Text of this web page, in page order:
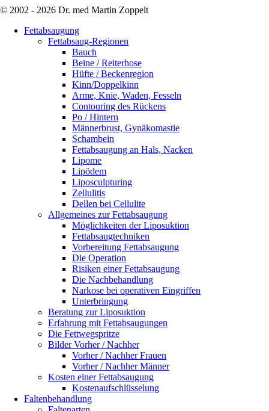
© 2002 - 2026 Dr. med Martin Zoppelt
Fettabsaugung
Fettabsaug-Regionen
Bauch
Beine / Reiterhose
Hüfte / Beckenregion
Kinn/Doppelkinn
Arme, Knie, Waden, Fesseln
Contouring des Rückens
Po / Hintern
Männerbrust, Gynäkomastie
Schambein
Fettabsaugung an Hals, Nacken
Lipome
Lipödem
Liposculpturing
Zellulitis
Dellen bei Cellulite
Allgemeines zur Fettabsaugung
Möglichkeiten der Liposuktion
Fettabsaugtechniken
Vorbereitung Fettabsaugung
Die Operation
Risiken einer Fettabsaugung
Die Nachbehandlung
Narkose bei operativen Eingriffen
Unterbringung
Beratung zur Liposuktion
Erfahrung mit Fettabsaugungen
Die Fettwegspritze
Bilder Vorher / Nachher
Vorher / Nachher Frauen
Vorher / Nachher Männer
Kosten einer Fettabsaugung
Kostenaufschlüsselung
Faltenbehandlung